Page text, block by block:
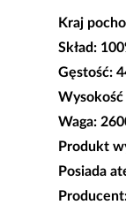
Kraj
Skład:
Gęstość:
Wysokość
Waga:
Produkt
Posiada